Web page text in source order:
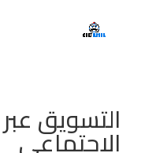
التسويق
الاجتماعي